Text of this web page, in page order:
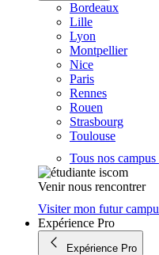
Bordeaux
Lille
Lyon
Montpellier
Nice
Paris
Rennes
Rouen
Strasbourg
Toulouse
Tous nos campus
Venir nous rencontrer
Visiter mon futur
Expérience Pro
Expérience Pro